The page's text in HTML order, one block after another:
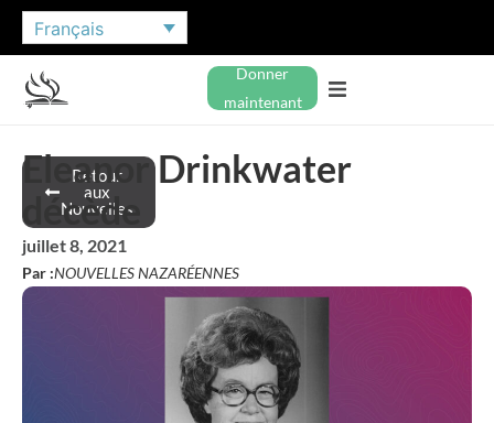
Français
Donner
maintenant
Retour
aux
Nouvelles
Eleanor Drinkwater
décède
juillet 8, 2021
Par :NOUVELLES NAZARÉENNES